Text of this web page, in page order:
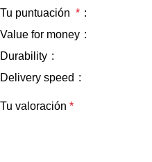
Tu puntuación *
Value for money
Durability
Delivery speed
Tu valoración *